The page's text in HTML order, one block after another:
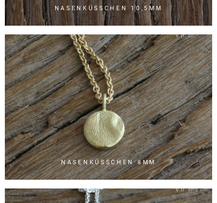
NASENKÜSSCHEN 10,5MM
NASENKÜSSCHEN 8MM